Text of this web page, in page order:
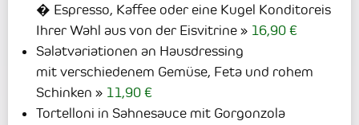
� Espresso, Kaffee oder eine Kugel Konditoreis
Ihrer Wahl aus von der Eisvitrine
16,90 €
Salatvariationen an Hausdressing
mit verschiedenem Gemüse, Feta und rohem
Schinken
11,90 €
Tortelloni in Sahnesauce mit Gorgonzola